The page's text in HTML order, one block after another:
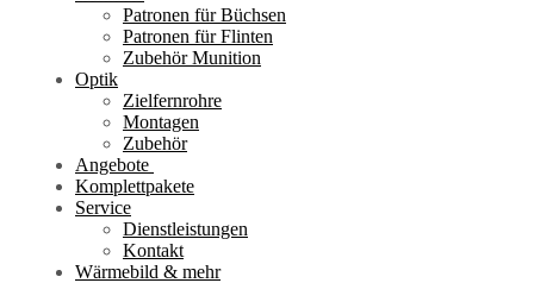
Patronen für Büchsen
Patronen für Flinten
Zubehör Munition
Optik
Zielfernrohre
Montagen
Zubehör
Angebote
Komplettpakete
Service
Dienstleistungen
Kontakt
Wärmebild & mehr